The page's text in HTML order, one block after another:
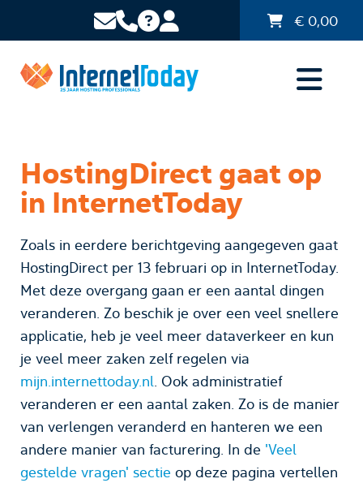
€ 0,00
HostingDirect gaat op
in InternetToday
Zoals in eerdere berichtgeving aangegeven gaat
HostingDirect per 13 februari op in InternetToday.
Met deze overgang gaan er een aantal dingen
veranderen. Zo beschik je over een veel snellere
applicatie, heb je veel meer dataverkeer en kun
je veel meer zaken zelf regelen via
mijn.internettoday.nl . Ook administratief
veranderen er een aantal zaken. Zo is de manier
van verlengen veranderd en hanteren we een
andere manier van facturering. In de 'Veel
gestelde vragen' sectie op deze pagina vertellen